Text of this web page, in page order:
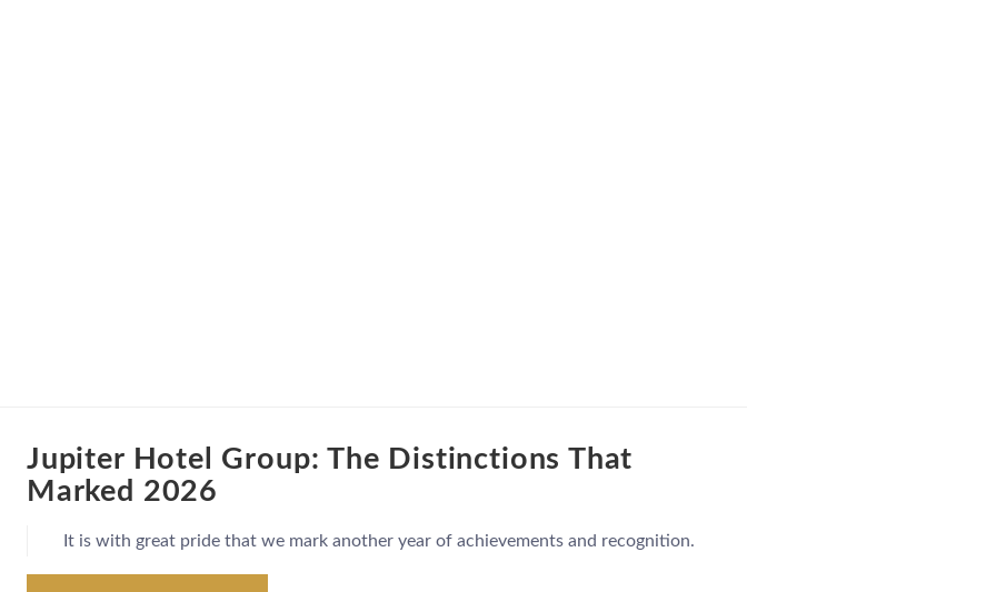
Jupiter Hotel Group: The Distinctions That
Marked 2026
It is with great pride that we mark another year of achievements and recognition.